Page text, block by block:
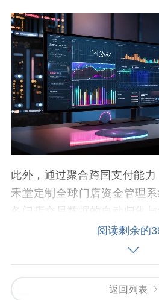
此外，通过聚合跨国支付能
禾堂定制全球门店资金管理
各门店交易数据的自动归集
人工对账工作量，降低财务
总部对全球门店交易订单、
化管理与智能调拨，提升品
为海外市场决策提供数据支撑。
阅读剩余的
返回列表